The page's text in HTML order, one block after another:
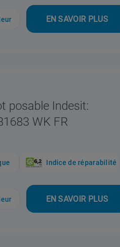
EN SAVOIR PLUS
posable Indesit:
WK FR
Indice de réparabilité
EN SAVOIR PLUS